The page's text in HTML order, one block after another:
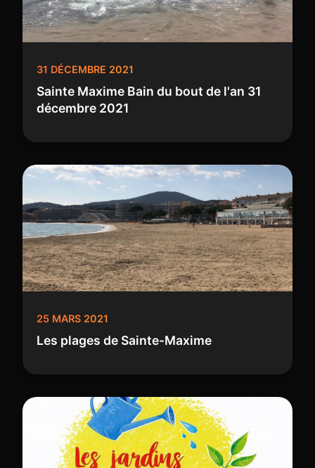
31 DÉCEMBRE 2021
Sainte Maxime Bain du bout de l'an 31
décembre 2021
25 MARS 2021
Les plages de Sainte-Maxime